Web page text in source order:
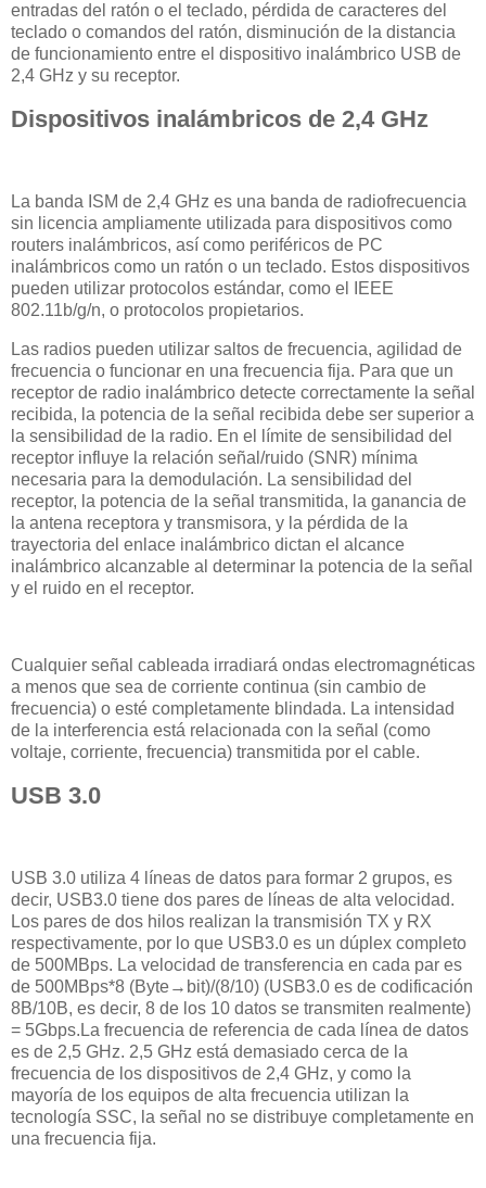
entradas del ratón o el teclado, pérdida de caracteres del
teclado o comandos del ratón, disminución de la distancia
de funcionamiento entre el dispositivo inalámbrico USB de
2,4 GHz y su receptor.
Dispositivos inalámbricos de 2,4 GHz
La banda ISM de 2,4 GHz es una banda de radiofrecuencia
sin licencia ampliamente utilizada para dispositivos como
routers inalámbricos, así como periféricos de PC
inalámbricos como un ratón o un teclado. Estos dispositivos
pueden utilizar protocolos estándar, como el IEEE
802.11b/g/n, o protocolos propietarios.
Las radios pueden utilizar saltos de frecuencia, agilidad de
frecuencia o funcionar en una frecuencia fija. Para que un
receptor de radio inalámbrico detecte correctamente la señal
recibida, la potencia de la señal recibida debe ser superior a
la sensibilidad de la radio. En el límite de sensibilidad del
receptor influye la relación señal/ruido (SNR) mínima
necesaria para la demodulación. La sensibilidad del
receptor, la potencia de la señal transmitida, la ganancia de
la antena receptora y transmisora, y la pérdida de la
trayectoria del enlace inalámbrico dictan el alcance
inalámbrico alcanzable al determinar la potencia de la señal
y el ruido en el receptor.
Cualquier señal cableada irradiará ondas electromagnéticas
a menos que sea de corriente continua (sin cambio de
frecuencia) o esté completamente blindada. La intensidad
de la interferencia está relacionada con la señal (como
voltaje, corriente, frecuencia) transmitida por el cable.
USB 3.0
USB 3.0 utiliza 4 líneas de datos para formar 2 grupos, es
decir, USB3.0 tiene dos pares de líneas de alta velocidad.
Los pares de dos hilos realizan la transmisión TX y RX
respectivamente, por lo que USB3.0 es un dúplex completo
de 500MBps. La velocidad de transferencia en cada par es
de 500MBps*8 (Byte→bit)/(8/10) (USB3.0 es de codificación
8B/10B, es decir, 8 de los 10 datos se transmiten realmente)
= 5Gbps.La frecuencia de referencia de cada línea de datos
es de 2,5 GHz. 2,5 GHz está demasiado cerca de la
frecuencia de los dispositivos de 2,4 GHz, y como la
mayoría de los equipos de alta frecuencia utilizan la
tecnología SSC, la señal no se distribuye completamente en
una frecuencia fija.